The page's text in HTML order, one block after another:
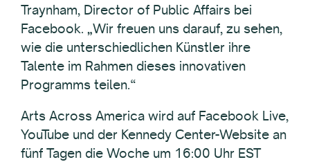
Traynham, Director of Public Affairs bei
Facebook. „Wir freuen uns darauf, zu sehen,
wie die unterschiedlichen Künstler ihre
Talente im Rahmen dieses innovativen
Programms teilen.“
Arts Across America wird auf Facebook Live,
YouTube und der Kennedy Center-Website an
fünf Tagen die Woche um 16:00 Uhr EST